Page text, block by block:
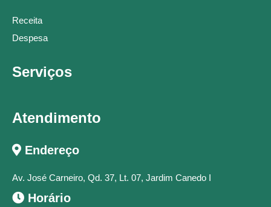
Receita
Despesa
Serviços
Atendimento
Endereço
Av. José Carneiro, Qd. 37, Lt. 07, Jardim Canedo I
Horário